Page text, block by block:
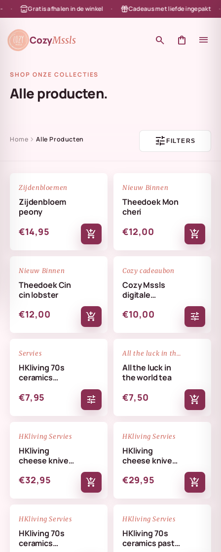
naar de content
Gratis afhalen in de winkel Cadeaus met liefde ingepakt
CozyMssls search shopping_bag menu
SHOP ONZE COLLECTIES
Alle producten.
Home chevron_rightAlle Producten tuneFILTERS
Zijdenbloemen
Zijdenbloem
peony
€14,95 add_shopping_cart
NIEUW
Nieuw Binnen
Theedoek Mon
cheri
€12,00 add_shopping_cart
NIEUW
Nieuw Binnen
Theedoek Cin
cin lobster
€12,00 add_shopping_cart
Cozy cadeaubon
Cozy Mssls
digitale
Alleen online te
€10,00 tune
Servies
HKliving 70s
ceramics
€7,95 tune
All the luck in the world
All the luck in
the world tea
€7,50 add_shopping_cart
NIEUW
HKliving Servies
HKliving
cheese knives
€32,95 add_shopping_cart
NIEUW
HKliving Servies
HKliving
cheese knives
€29,95 add_shopping_cart
NIEUW
HKliving Servies
HKliving 70s
ceramics
NIEUW
HKliving Servies
HKliving 70s
ceramics pasta